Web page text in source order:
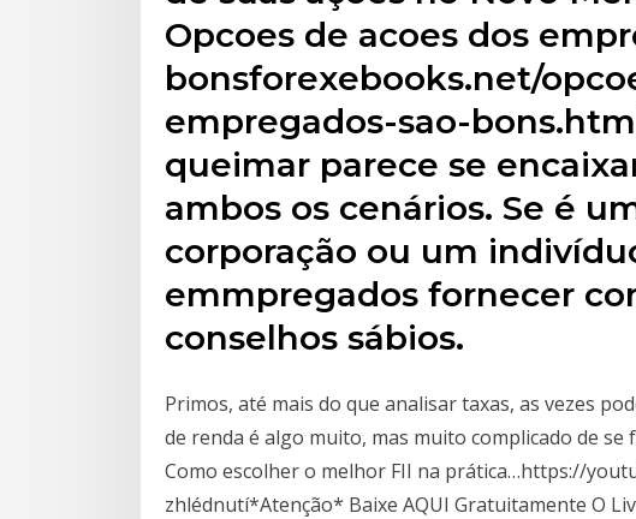
Opcoes de acoes dos
bonsforexebooks.net/
empregados-sao-
queimar parece se
ambos os cenários. Se é
corporação ou um
emmpregados fornecer
conselhos sábios.
Primos, até mais do que analisar taxas, as vezes
de renda é algo muito, mas muito complicado de se
Como escolher o melhor FII na prática…https://
zhlédnutí*Atenção* Baixe AQUI Gratuitamente O